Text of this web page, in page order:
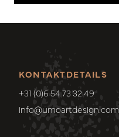
KONTAKTDETAILS
+31 (0)6 54 73 32 49
info@umoartdesign.com